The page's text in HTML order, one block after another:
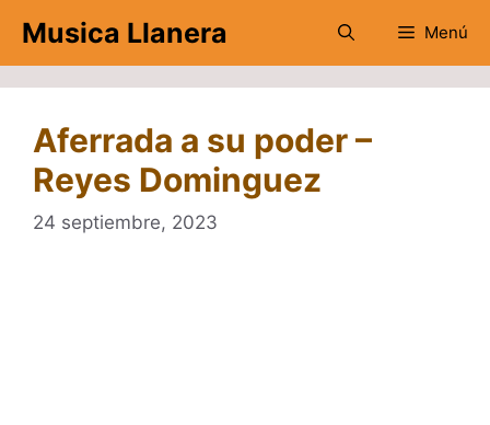
contenido
Musica Llanera Menú
Aferrada a su poder –
Reyes Dominguez
24 septiembre, 2023